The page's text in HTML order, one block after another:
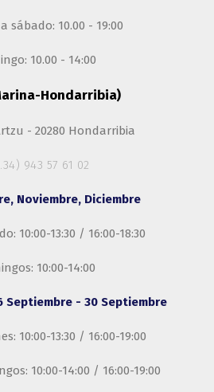
sábado: 10.00 - 19:00
10.00 - 14:00
Hondarribia)
- 20280 Hondarribia
943 57 61 02
Noviembre, Diciembre
10:00-13:30 / 16:00-18:30
10:00-14:00
Septiembre - 30 Septiembre
10:00-13:30 / 16:00-19:00
10:00-14:00 / 16:00-19:00